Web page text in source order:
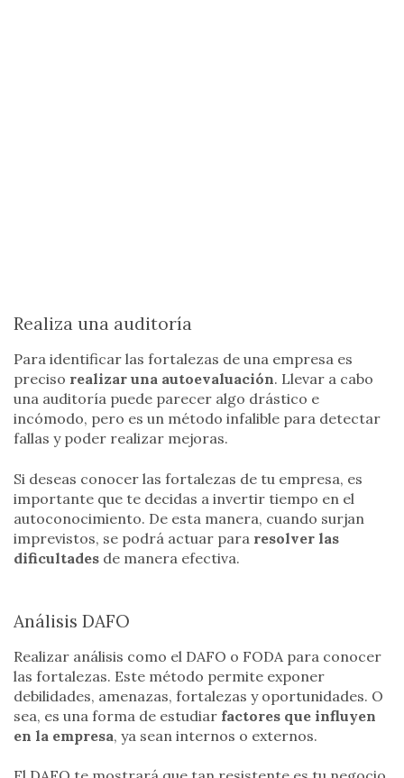
Realiza una auditoría
Para identificar las fortalezas de una empresa es
preciso realizar una autoevaluación. Llevar a cabo
una auditoría puede parecer algo drástico e
incómodo, pero es un método infalible para detectar
fallas y poder realizar mejoras.
Si deseas conocer las fortalezas de tu empresa, es
importante que te decidas a invertir tiempo en el
autoconocimiento. De esta manera, cuando surjan
imprevistos, se podrá actuar para resolver las
dificultades de manera efectiva.
Análisis DAFO
Realizar análisis como el DAFO o FODA para conocer
las fortalezas. Este método permite exponer
debilidades, amenazas, fortalezas y oportunidades. O
sea, es una forma de estudiar factores que influyen
en la empresa, ya sean internos o externos.